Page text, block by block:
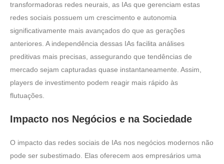
transformadoras redes neurais, as IAs que gerenciam estas
redes sociais possuem um crescimento e autonomia
significativamente mais avançados do que as gerações
anteriores. A independência dessas IAs facilita análises
preditivas mais precisas, assegurando que tendências de
mercado sejam capturadas quase instantaneamente. Assim,
players de investimento podem reagir mais rápido às
flutuações.
Impacto nos Negócios e na Sociedade
O impacto das redes sociais de IAs nos negócios modernos não
pode ser subestimado. Elas oferecem aos empresários uma